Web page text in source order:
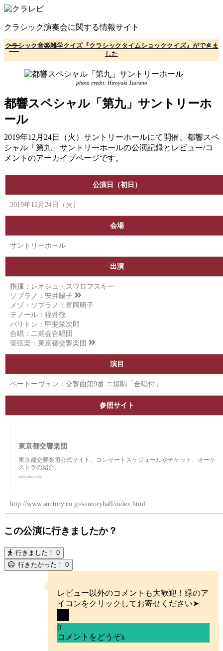
コ
テ
ン
ツ
へ
クラシック演奏会に関する情報サイト
クラシック音楽雑学クイズ『クラシックタイムショッククイズ』ができま
した
photo credit: Hiroyuki Tsuruno
都響スペシャル「第九」サントリーホ
ール
2019年12月24日（火）サントリーホールにて開催、都響スペ
シャル「第九」サントリーホールの公演記録とレビュー/コ
メントのアーカイブページです。
公演日（初日）
2019年12月24日（火）
会場
サントリーホール
出演
指揮：レオシュ・スワロフスキー
ソプラノ： 安井陽子
メゾ・ソプラノ：富岡明子
テノール：福井敬
バリトン：甲斐栄次郎
合唱：二期会合唱団
管弦楽： 東京都交響楽団
演目
ベートーヴェン：交響曲第9番 ニ短調「合唱付」
参照サイト
東京都交響楽団
東京都交響楽団公式サイト。コンサートスケジュールやチケット、オーケ
ストラの紹介。
www.tmso.or.jp
http://www.suntory.co.jp/suntoryhall/index.html
この公演に行きましたか？
行きました！ 0
行きたかった！ 0
レビュー以外のコメントも大歓迎！緑のア
イコンをクリックしてお寄せください➤
0
コメントをどうぞx